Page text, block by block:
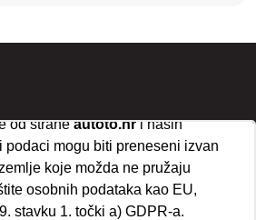
stranice. Odabirom
i njihovu obradu za analitičke
od straneautoto.hri naših
podaci mogu biti preneseni izvan
koje možda ne pružaju
osobnih podataka kao EU,
stavku 1. točki a) GDPR-a.